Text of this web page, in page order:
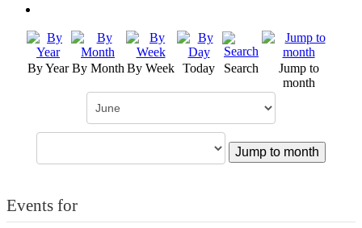
By Year By Month By Week Today Search
Jump to
month
Jump to month
Events for